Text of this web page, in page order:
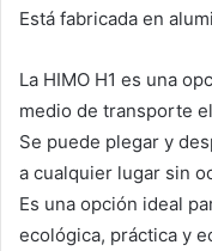
Está fabricada en
La HIMO H1 es una
medio de transporte
Se puede plegar y
a cualquier lugar sin
Es una opción ideal
ecológica, práctica y